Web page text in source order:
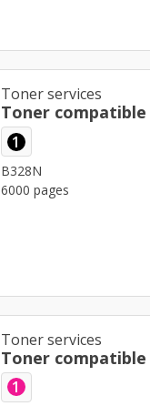
Toner services
Toner
1
B328N
6000 pages
Toner services
Toner
1